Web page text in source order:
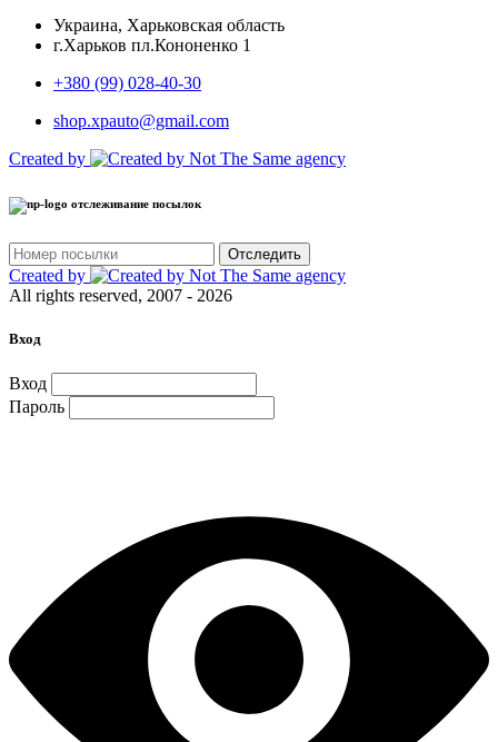
Украина, Харьковская область
г.Харьков пл.Кононенко 1
+380 (99) 028-40-30
shop.xpauto@gmail.com
Created by
отслеживание посылок
Отследить
Created by
All rights reserved, 2007 - 2026
Вход
Вход
Пароль